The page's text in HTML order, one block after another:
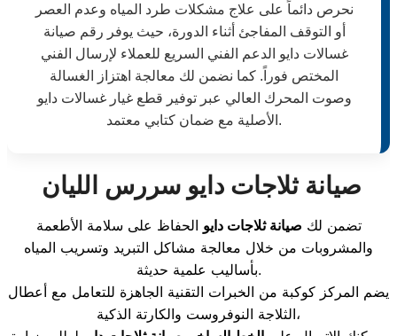
نحرص دائماً على علاج مشكلات طرد المياه وعدم العصر
أو التوقف المفاجئ أثناء الدورة، حيث يوفر رقم صيانة
غسالات دايو الدعم الفني السريع للعملاء لإرسال الفني
المختص فوراً. كما نضمن لك معالجة اهتزاز الغسالة
وصوت المحرك العالي عبر توفير قطع غيار غسالات دايو
الأصلية مع ضمان كتابي معتمد.
صيانة ثلاجات دايو سررس الليان
تضمن لك صيانة ثلاجات دايو الحفاظ على سلامة الأطعمة
والمشروبات من خلال معالجة مشاكل التبريد وتسريب المياه
بأساليب علمية حديثة.
يضم المركز كوكبة من الخبرات التقنية الجاهزة للتعامل مع أعطال
الثلاجة النوفروست والكارتة الذكية،